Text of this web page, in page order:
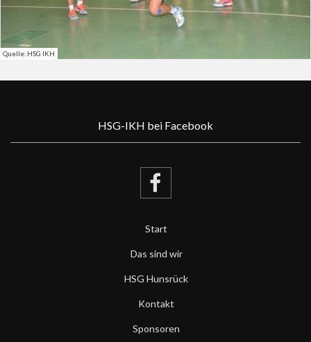
Quelle: HSG IKH
HSG-IKH bei Facebook
Start
Das sind wir
HSG Hunsrück
Kontakt
Sponsoren